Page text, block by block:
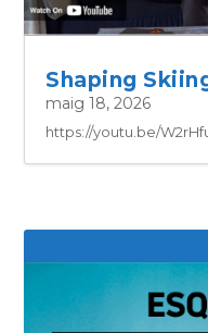
Shaping
maig 18, 2026
https://youtu.be/